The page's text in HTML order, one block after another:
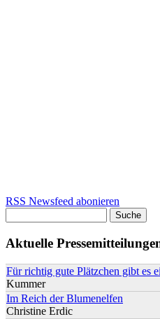
RSS Newsfeed abonieren
Aktuelle
Für richtig gute Plätzchen gibt es
Kummer
Im Reich der Blumenelfen
Christine Erdic